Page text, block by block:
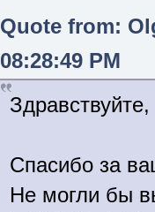
Quote from:
08:28:49 PM
Спасибо за
Не могли бы